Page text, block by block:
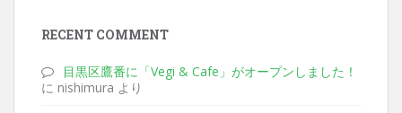
RECENT COMMENT
目黒区鷹番に「Vegi & Cafe」がオープンしました！
に nishimura より